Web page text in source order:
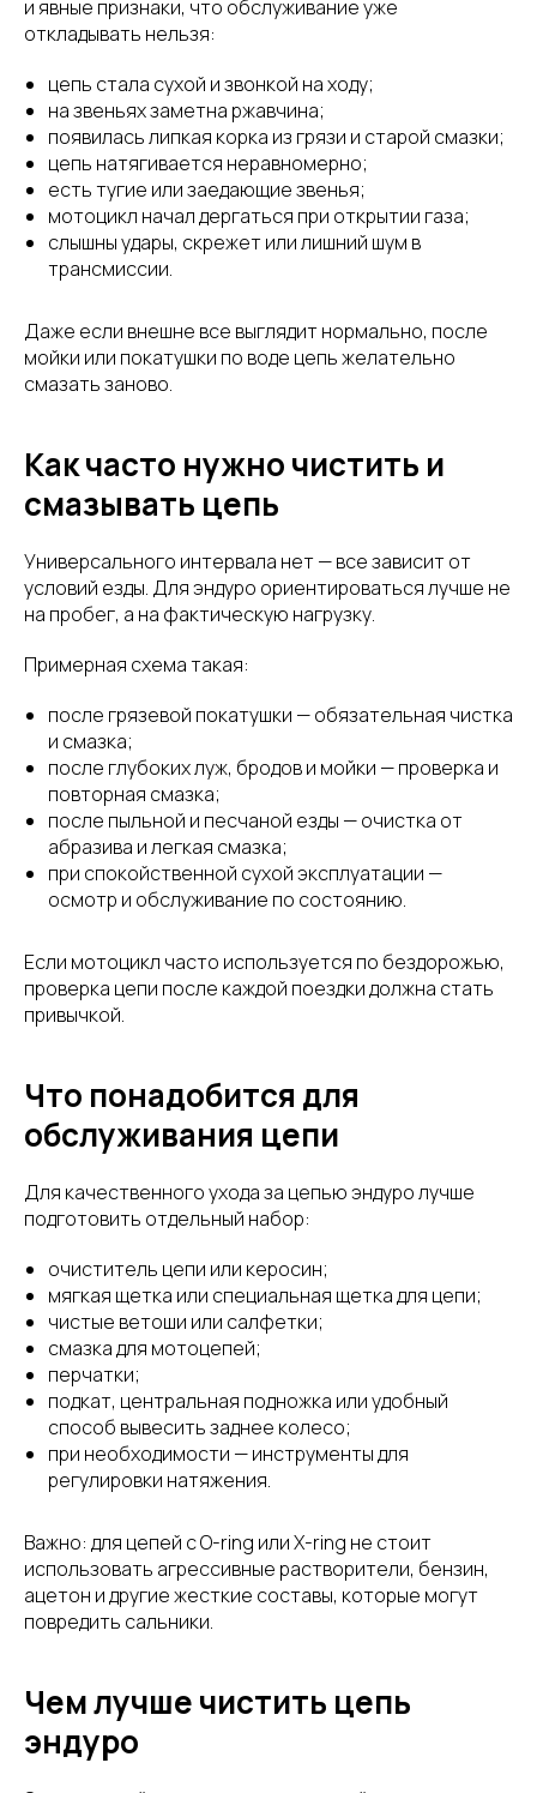
и явные признаки, что обслуживание уже
откладывать нельзя:
цепь стала сухой и звонкой на ходу;
на звеньях заметна ржавчина;
появилась липкая корка из грязи и старой смазки;
цепь натягивается неравномерно;
есть тугие или заедающие звенья;
мотоцикл начал дергаться при открытии газа;
слышны удары, скрежет или лишний шум в
трансмиссии.
Даже если внешне все выглядит нормально, после
мойки или покатушки по воде цепь желательно
смазать заново.
Как часто нужно чистить и
смазывать цепь
Универсального интервала нет — все зависит от
условий езды. Для эндуро ориентироваться лучше не
на пробег, а на фактическую нагрузку.
Примерная схема такая:
после грязевой покатушки — обязательная чистка
и смазка;
после глубоких луж, бродов и мойки — проверка и
повторная смазка;
после пыльной и песчаной езды — очистка от
абразива и легкая смазка;
при спокойственной сухой эксплуатации —
осмотр и обслуживание по состоянию.
Если мотоцикл часто используется по бездорожью,
проверка цепи после каждой поездки должна стать
привычкой.
Что понадобится для
обслуживания цепи
Для качественного ухода за цепью эндуро лучше
подготовить отдельный набор:
очиститель цепи или керосин;
мягкая щетка или специальная щетка для цепи;
чистые ветоши или салфетки;
смазка для мотоцепей;
перчатки;
подкат, центральная подножка или удобный
способ вывесить заднее колесо;
при необходимости — инструменты для
регулировки натяжения.
Важно: для цепей с O-ring или X-ring не стоит
использовать агрессивные растворители, бензин,
ацетон и другие жесткие составы, которые могут
повредить сальники.
Чем лучше чистить цепь
эндуро